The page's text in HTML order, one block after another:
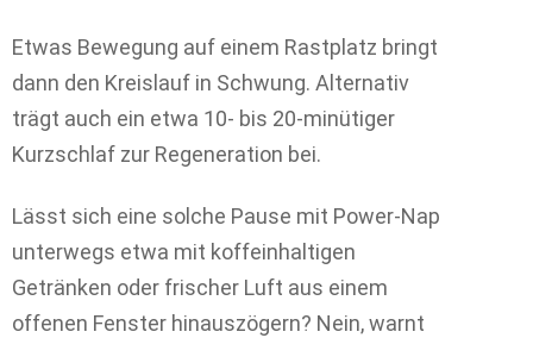
Etwas Bewegung auf einem Rastplatz bringt
dann den Kreislauf in Schwung. Alternativ
trägt auch ein etwa 10- bis 20-minütiger
Kurzschlaf zur Regeneration bei.
Lässt sich eine solche Pause mit Power-Nap
unterwegs etwa mit koffeinhaltigen
Getränken oder frischer Luft aus einem
offenen Fenster hinauszögern? Nein, warnt